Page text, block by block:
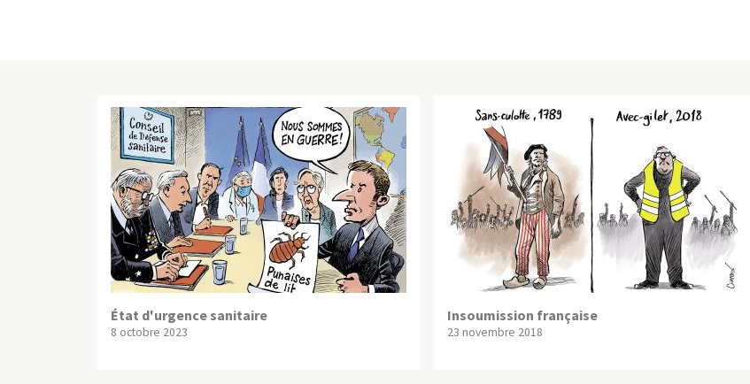
État d'urgence sanitaire
8 octobre 2023
Insoumission française
23 novembre 2018